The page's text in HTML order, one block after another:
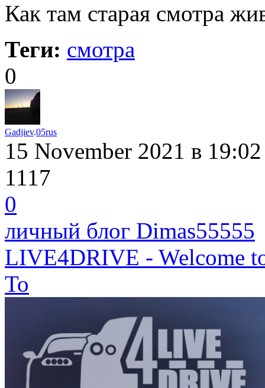
Как там старая смотра
Теги: смотра
0
Gadjiev.05rus
15 November 2021 в 19:02
1117
0
личный блог Dimas55555
LIVE4DRIVE - Welcome
To